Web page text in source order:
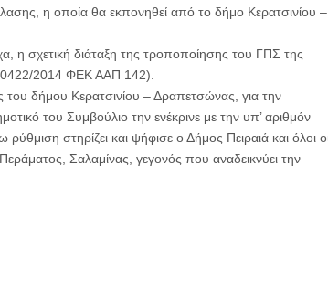
η οποία θα εκπονηθεί από το δήμο Κερατσινίου –
η σχετική διάταξη της τροποποίησης του ΓΠΣ της
20422/2014 ΦΕΚ ΑΑΠ 142).
του δήμου Κερατσινίου – Δραπετσώνας, για την
του Συμβούλιο την ενέκρινε με την υπ’ αριθμόν
στηρίζει και ψήφισε ο Δήμος Πειραιά και όλοι
Σαλαμίνας, γεγονός που αναδεικνύει την